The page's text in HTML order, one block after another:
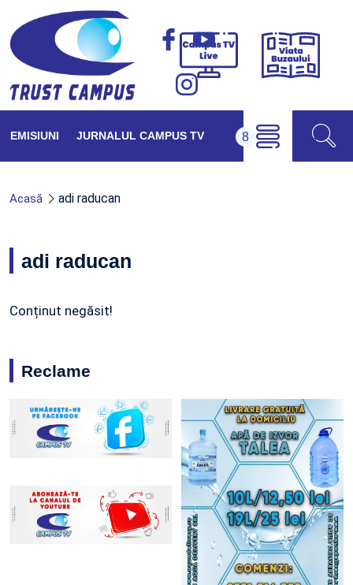
Campus
Viața
EMISIUNI JURNALUL CAMPUS TV
Acasă adi raducan
adi raducan
Conținut negăsit!
Reclame